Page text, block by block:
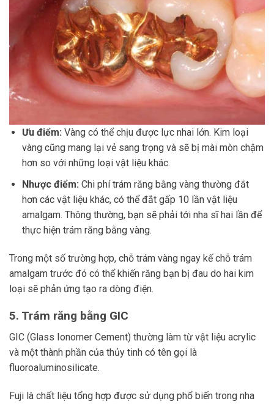
Ưu điểm: Vàng có thể chịu được lực nhai lớn. Kim loại
vàng cũng mang lại vẻ sang trọng và sẽ bị mài mòn chậm
hơn so với những loại vật liệu khác.
Nhược điểm: Chi phí trám răng bằng vàng thường đắt
hơn các vật liệu khác, có thể đắt gấp 10 lần vật liệu
amalgam. Thông thường, bạn sẽ phải tới nha sĩ hai lần để
thực hiện trám răng bằng vàng.
Trong một số trường hợp, chỗ trám vàng ngay kế chỗ trám
amalgam trước đó có thể khiến răng bạn bị đau do hai kim
loại sẽ phản ứng tạo ra dòng điện.
5. Trám răng bằng GIC
GIC (Glass Ionomer Cement) thường làm từ vật liệu acrylic
và một thành phần của thủy tinh có tên gọi là
fluoroaluminosilicate.
Fuji là chất liệu tổng hợp được sử dụng phổ biến trong nha